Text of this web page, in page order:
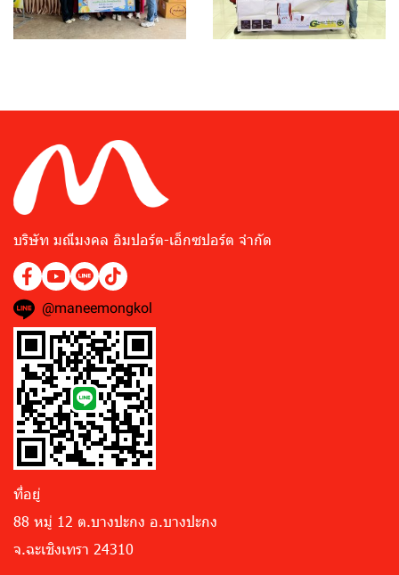
บริษัท มณีมงคล อิมปอร์ต-เอ็กซปอร์ต จำกัด
@maneemongkol
ที่อยู่
88 หมู่ 12 ต.บางปะกง อ.บางปะกง
จ.ฉะเชิงเทรา 24310